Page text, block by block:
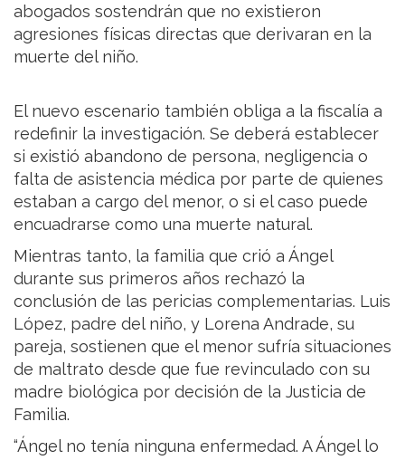
abogados sostendrán que no existieron
agresiones físicas directas que derivaran en la
muerte del niño.
El nuevo escenario también obliga a la fiscalía a
redefinir la investigación. Se deberá establecer
si existió abandono de persona, negligencia o
falta de asistencia médica por parte de quienes
estaban a cargo del menor, o si el caso puede
encuadrarse como una muerte natural.
Mientras tanto, la familia que crió a Ángel
durante sus primeros años rechazó la
conclusión de las pericias complementarias. Luis
López, padre del niño, y Lorena Andrade, su
pareja, sostienen que el menor sufría situaciones
de maltrato desde que fue revinculado con su
madre biológica por decisión de la Justicia de
Familia.
“Ángel no tenía ninguna enfermedad. A Ángel lo